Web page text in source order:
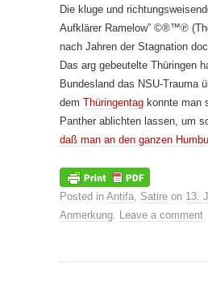
Die kluge und
Aufklärer Ramelow” ©®™℗
nach Jahren der Stagnation
Das arg gebeutelte Thüringen
Bundesland das NSU-Trauma
dem Thüringentag konnte man
Panther ablichten lassen, um
daß man an den ganzen
Posted in Antifa Satire on 13.
Anmerkung
Leave a comment